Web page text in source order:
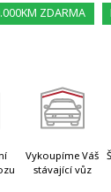
ZDARMA
Vykoupíme Váš
stávající vůz